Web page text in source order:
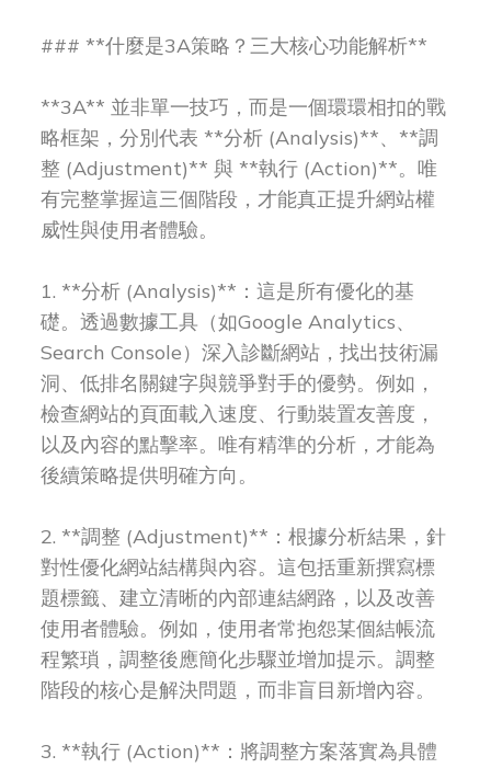
### **什麼是3A策略？三大核心功能解析**
**3A** 並非單一技巧，而是一個環環相扣的戰
略框架，分別代表 **分析 (Analysis)**、**調
整 (Adjustment)** 與 **執行 (Action)**。唯
有完整掌握這三個階段，才能真正提升網站權
威性與使用者體驗。
1. **分析 (Analysis)**：這是所有優化的基
礎。透過數據工具（如Google Analytics、
Search Console）深入診斷網站，找出技術漏
洞、低排名關鍵字與競爭對手的優勢。例如，
檢查網站的頁面載入速度、行動裝置友善度，
以及內容的點擊率。唯有精準的分析，才能為
後續策略提供明確方向。
2. **調整 (Adjustment)**：根據分析結果，針
對性優化網站結構與內容。這包括重新撰寫標
題標籤、建立清晰的內部連結網路，以及改善
使用者體驗。例如，使用者常抱怨某個結帳流
程繁瑣，調整後應簡化步驟並增加提示。調整
階段的核心是解決問題，而非盲目新增內容。
3. **執行 (Action)**：將調整方案落實為具體